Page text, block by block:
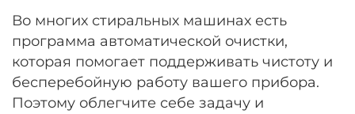
Во многих стиральных машинах есть
программа автоматической очистки,
которая помогает поддерживать чистоту и
бесперебойную работу вашего прибора.
Поэтому облегчите себе задачу и